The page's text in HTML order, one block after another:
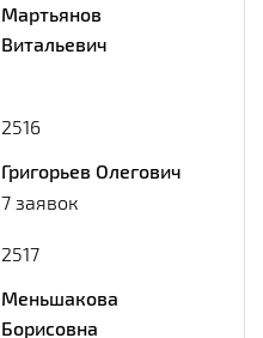
Мартьянов
Витальевич
2516
Григорьев Олегович
7 заявок
2517
Меньшакова
Борисовна